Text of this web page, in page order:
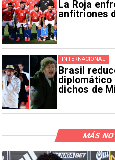
La Roja
anfitriones
Brasil
diplomático
dichos de
INTERNACIONAL
MÁS